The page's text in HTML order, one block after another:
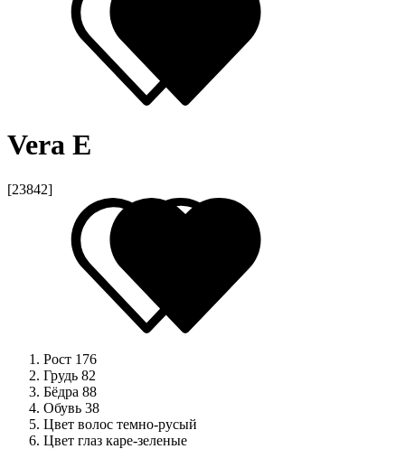
Vera E
[23842]
Рост 176
Грудь 82
Бёдра 88
Обувь 38
Цвет волос темно-русый
Цвет глаз каре-зеленые